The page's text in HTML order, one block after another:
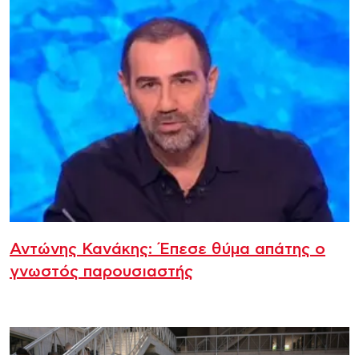
Αντώνης Κανάκης: Έπεσε θύμα απάτης ο
γνωστός παρουσιαστής